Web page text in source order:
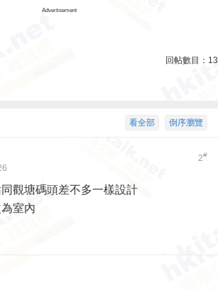
Advertisement
回帖數目： 13
倒序瀏覽
看全部
2#
觀塘碼頭差不多一樣設計
室內